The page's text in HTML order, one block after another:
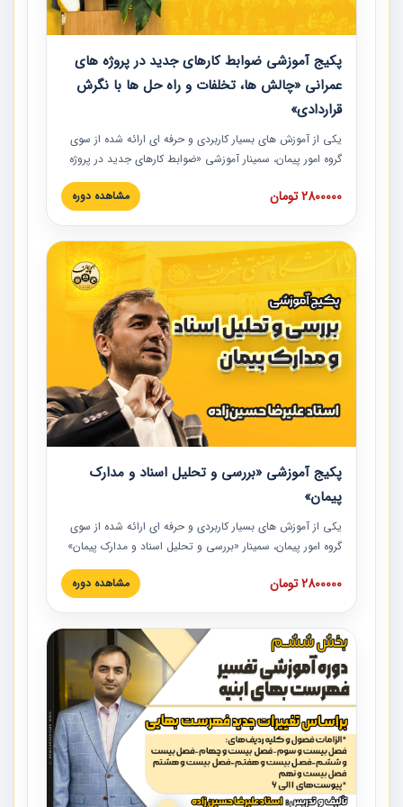
پکیج آموزشی ضوابط کارهای جدید در پروژه های
عمرانی «چالش ها، تخلفات و راه حل ها با نگرش
قراردادی»
یکی از آموزش‏‏‏‏‏‏ های بسیار کاربردی و حرفه‏ ای ارائه شده از سوی
گروه امور پیمان، سمینار آموزشی «ضوابط کارهای جدید در پروژه
های عمرانی» چالش ها، تخلفات و راه حل ها با نگرش قراردادی
است که در محل سندیکای شرکت های ساختمانی کشور ارائه شد.
مدارک پیمان به همراه تجربیات عملی ارائه شده است.
2800000 تومان مشاهده دوره
پکیج آموزشی «بررسی و تحلیل اسناد و مدارک
پیمان»
یکی از آموزش‏‏‏‏‏‏ های بسیار کاربردی و حرفه‏ ای ارائه شده از سوی
گروه امور پیمان، سمینار «بررسی و تحلیل اسناد و مدارک پیمان»
است که در دانشگاه صنعتی شریف ارائه شد. در این آموزش
نکات کلیدی مربوط به اسناد و مدارک پیمان، اولویت بندی اسناد
پیمان به همراه تجربیات عملی در این خصوص ارائه شده است.
2800000 تومان مشاهده دوره